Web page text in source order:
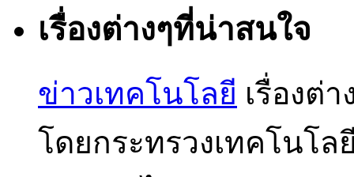
เรื่องต่างๆที่น่าสนใจ
ข่าวเทคโนโลยี เรื่องต่
โดยกระทรวงเทคโนโ